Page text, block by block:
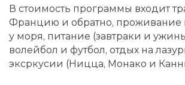
В стоимость программы входит
Францию и обратно, проживание
у моря, питание (завтраки и
волейбол и футбол, отдых на
эксркусии (Ницца, Монако и